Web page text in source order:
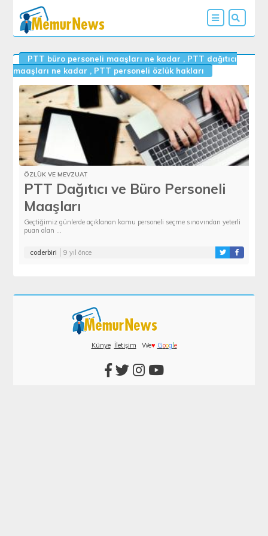
PTT büro personeli maaşları ne kadar , PTT dağıtıcı
maaşları ne kadar , PTT personeli özlük hakları
ÖZLÜK VE MEVZUAT
PTT Dağıtıcı ve Büro Personeli
Maaşları
Geçtiğimiz günlerde açıklanan kamu personeli seçme sınavından yeterli
puan alan ...
coderbiri 9 yıl önce
Künye İletişim We♥ Goog e